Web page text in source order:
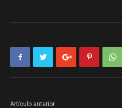
Artículo anterior